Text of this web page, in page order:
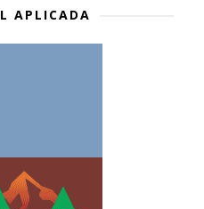
APLICADA